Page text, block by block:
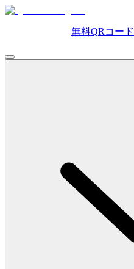
無料QRコー